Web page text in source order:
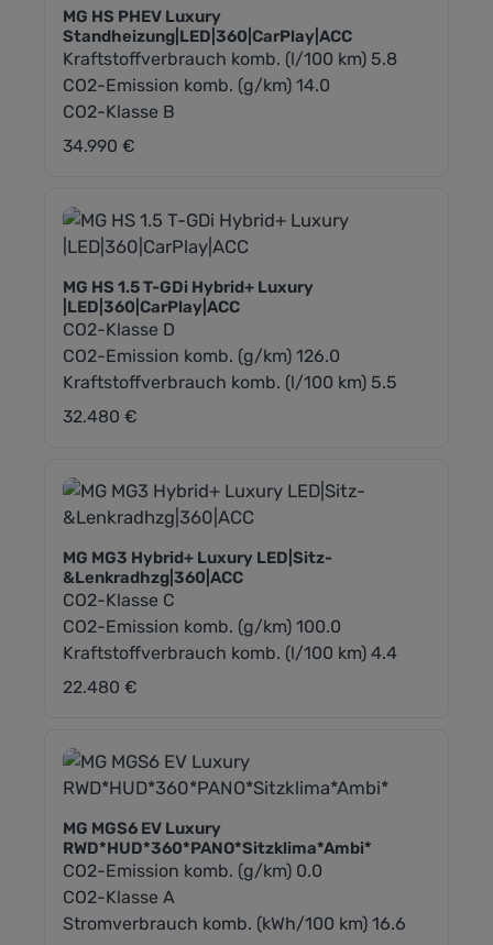
MG HS PHEV Luxury
Standheizung|LED|360|CarPlay|ACC
Kraftstoffverbrauch komb. (l/100 km) 5.8
CO2-Emission komb. (g/km) 14.0
CO2-Klasse B
Regulärer Preis:
34.990 €
MG HS 1.5 T-GDi Hybrid+ Luxury
|LED|360|CarPlay|ACC
CO2-Klasse D
CO2-Emission komb. (g/km) 126.0
Kraftstoffverbrauch komb. (l/100 km) 5.5
Regulärer Preis:
32.480 €
MG MG3 Hybrid+ Luxury LED|Sitz-
&Lenkradhzg|360|ACC
CO2-Klasse C
CO2-Emission komb. (g/km) 100.0
Kraftstoffverbrauch komb. (l/100 km) 4.4
Regulärer Preis:
22.480 €
MG MGS6 EV Luxury
RWD*HUD*360*PANO*Sitzklima*Ambi*
CO2-Emission komb. (g/km) 0.0
CO2-Klasse A
Stromverbrauch komb. (kWh/100 km) 16.6